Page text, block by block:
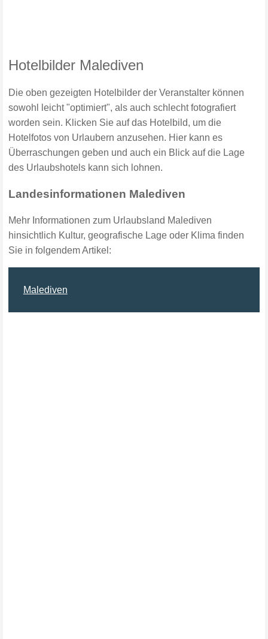
Hotelbilder Malediven
Die oben gezeigten Hotelbilder der Veranstalter können
sowohl leicht "optimiert", als auch schlecht fotografiert
worden sein. Klicken Sie auf das Hotelbild, um die
Hotelfotos von Urlaubern anzusehen. Hier kann es
Überraschungen geben und auch ein Blick auf die Lage
des Urlaubshotels kann sich lohnen.
Landesinformationen Malediven
Mehr Informationen zum Urlaubsland Malediven
hinsichtlich Kultur, geografische Lage oder Klima finden
Sie in folgendem Artikel:
Malediven